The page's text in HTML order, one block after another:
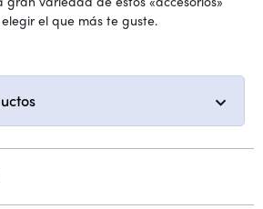
el que más te guste.